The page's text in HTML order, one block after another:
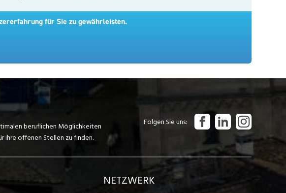
beruflichen Möglichkeiten
ihre offenen Stellen zu finden.
Folgen Sie uns
NETZWERK